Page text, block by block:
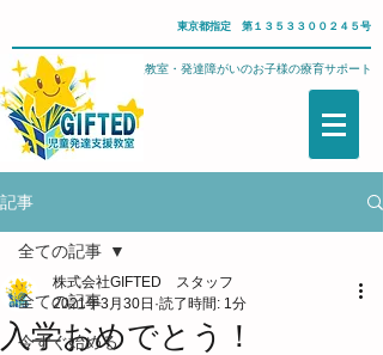
東京都指定 第１３５３３００２４５号
武蔵野市・児童発達支援教室・発達障がいのお子様の療育サポート
記事
全ての記事
今すぐ始める
全ての記事
入学おめでとう！
株式会社GIFTED スタッフ
2021年3月30日 読了時間: 1分